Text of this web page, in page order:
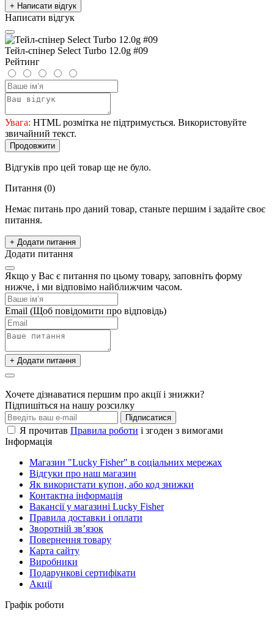
+ Написати відгук
Написати відгук
Тейл-спінер Select Turbo 12.0g #09
Рейтинг
Увага: HTML розмітка не підтримується. Використовуйте
звичайний текст.
Продовжити
Відгуків про цей товар ще не було.
Питання (0)
Немає питань про даний товар, станьте першим і задайте своє
питання.
+ Додати питання
Додати питання
Якщо у Вас є питання по цьому товару, заповніть форму
нижче, і ми відповімо найближчим часом.
Email (Щоб повідомити про відповідь)
+ Додати питання
Хочете дізнаватися першим про акції і знижки?
Підпишіться на нашу розсилку
Підписатися
Я прочитав Правила роботи і згоден з вимогами
Інформація
Магазин "Lucky Fisher" в соціальних мережах
Відгуки про наш магазин
Як використати купон, або код знижки
Контактна інформація
Вакансії у магазині Lucky Fisher
Правила доставки і оплати
Зворотній зв’язок
Повернення товару
Карта сайту
Виробники
Подарункові сертифікати
Акції
Графік роботи